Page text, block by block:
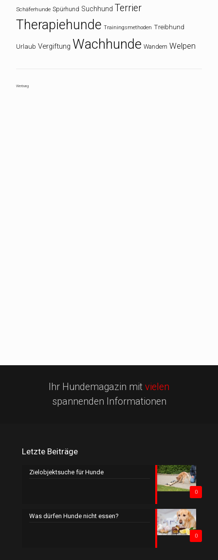
Schäferhunde Spürhund Suchhund Terrier
Therapiehunde Trainingsmethoden Treibhund
Urlaub Vergiftung Wachhunde Wandern Welpen
Werbung
Ihr Hundemagazin mit vielen
spannenden Informationen
Letzte Beiträge
0
Zielobjektsuche für Hunde
0
Was dürfen Hunde nicht essen?